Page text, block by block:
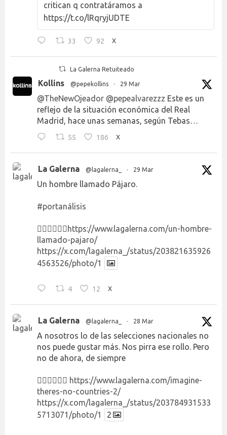
critican q contratáramos a
https://t.co/lRqryjUDTE
33 92 X
La Galerna Retuiteado
Kollins @pepekollins · 29 Mar
@TheNewOjeador @pepealvarezzz Este es un
reflejo de la situación económica del Real
Madrid, hace unas semanas, según Tebas…
55 186 X
La Galerna @lagalerna_ · 29 Mar
Un hombre llamado Pájaro.
#portanálisis
👉🏻👉🏻👉🏻 https://www.lagalerna.com/un-hombre-
llamado-pajaro/
https://x.com/lagalerna_/status/203821635926
4563526/photo/1
4 12 X
La Galerna @lagalerna_ · 28 Mar
A nosotros lo de las selecciones nacionales no
nos puede gustar más. Nos pirra ese rollo. Pero
no de ahora, de siempre
👉🏻👉🏻👉🏻 https://www.lagalerna.com/imagine-
theres-no-countries-2/
https://x.com/lagalerna_/status/203784931533
5713071/photo/1
2